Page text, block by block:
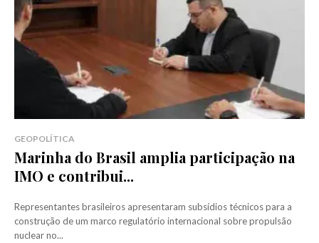
GEOPOLÍTICA
Marinha do Brasil amplia participação na
IMO e contribui...
Representantes brasileiros apresentaram subsídios técnicos para a
construção de um marco regulatório internacional sobre propulsão
nuclear no...